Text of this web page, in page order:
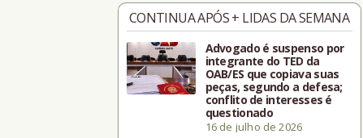
CONTINUA APÓS + LIDAS DA SEMANA
Advogado é suspenso por
integrante do TED da
OAB/ES que copiava suas
peças, segundo a defesa;
conflito de interesses é
questionado
16 de julho de 2026